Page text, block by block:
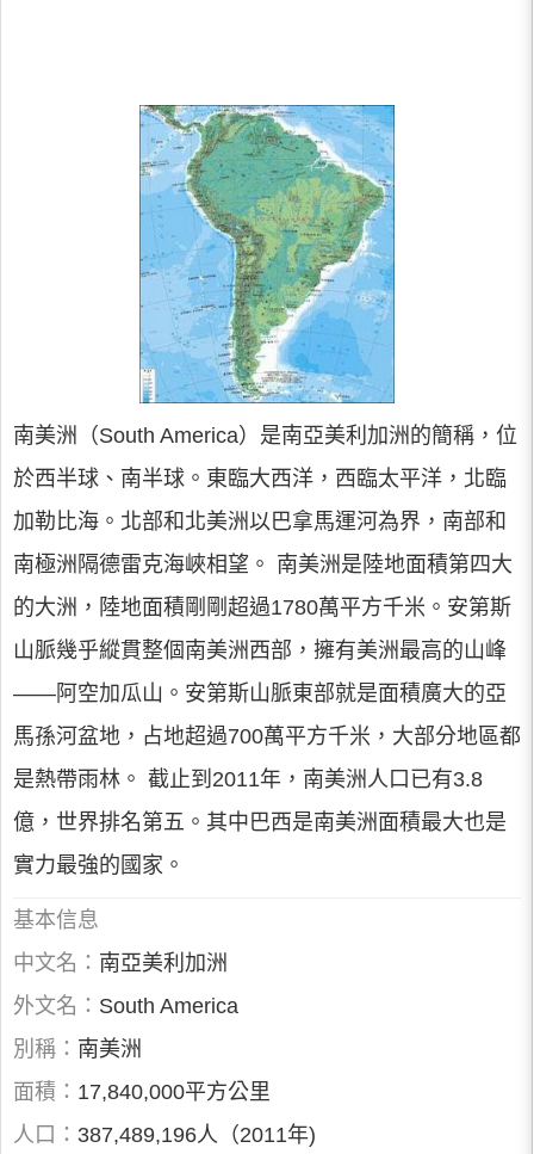
南美洲（South America）是南亞美利加洲的簡稱，位
於西半球、南半球。東臨大西洋，西臨太平洋，北臨
加勒比海。北部和北美洲以巴拿馬運河為界，南部和
南極洲隔德雷克海峽相望。 南美洲是陸地面積第四大
的大洲，陸地面積剛剛超過1780萬平方千米。安第斯
山脈幾乎縱貫整個南美洲西部，擁有美洲最高的山峰
——阿空加瓜山。安第斯山脈東部就是面積廣大的亞
馬孫河盆地，占地超過700萬平方千米，大部分地區都
是熱帶雨林。 截止到2011年，南美洲人口已有3.8
億，世界排名第五。其中巴西是南美洲面積最大也是
實力最強的國家。
基本信息
中文名： 南亞美利加洲
外文名： South America
別稱： 南美洲
面積： 17,840,000平方公里
人口： 387,489,196人（2011年)